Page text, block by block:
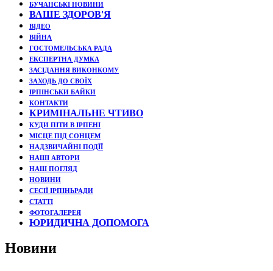
БУЧАНСЬКІ НОВИНИ
ВАШЕ ЗДОРОВ'Я
ВІДЕО
ВІЙНА
ГОСТОМЕЛЬСЬКА РАДА
ЕКСПЕРТНА ДУМКА
ЗАСІДАННЯ ВИКОНКОМУ
ЗАХОДЬ ДО СВОЇХ
ІРПІНСЬКИ БАЙКИ
КОНТАКТИ
КРИМІНАЛЬНЕ ЧТИВО
КУДИ ПІТИ В ІРПЕНІ
МІСЦЕ ПІД СОНЦЕМ
НАДЗВИЧАЙНІ ПОДЇЇ
НАШІ АВТОРИ
НАШ ПОГЛЯД
НОВИНИ
СЕСІЇ ІРПІНЬРАДИ
СТАТТІ
ФОТОГАЛЕРЕЯ
ЮРИДИЧНА ДОПОМОГА
Новини